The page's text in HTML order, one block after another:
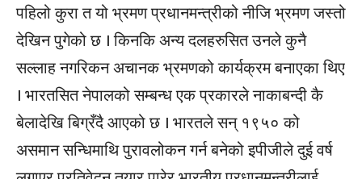
पहिलो कुरा त यो भ्रमण प्रधानमन्त्रीको नीजि भ्रमण जस्तो
देखिन पुगेको छ । किनकि अन्य दलहरुसित उनले कुनै
सल्लाह नगरिकन अचानक भ्रमणको कार्यक्रम बनाएका थिए
। भारतसित नेपालको सम्बन्ध एक प्रकारले नाकाबन्दी कै
बेलादेखि बिग्रँदै आएको छ । भारतले सन् १९५० को
असमान सन्धिमाथि पुरावलोकन गर्न बनेको इपीजीले दुई वर्ष